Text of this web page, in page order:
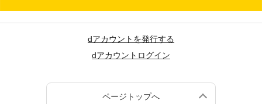
dアカウントを発行する
dアカウントログイン
ページトップへ